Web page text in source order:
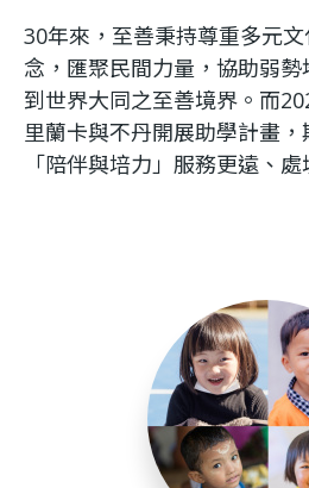
30年來，至善秉持尊重多元
念，匯聚民間力量，協助弱
到世界大同之至善境界。而
里蘭卡與不丹開展助學計畫
「陪伴與培力」服務更遠、